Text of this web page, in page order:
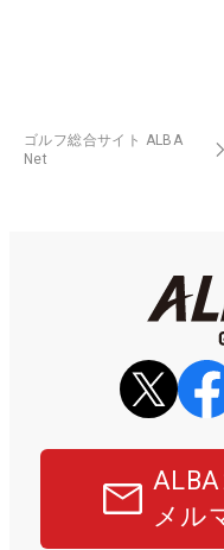
ゴルフ総合サイト ALBA
Net
メル